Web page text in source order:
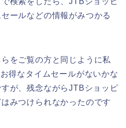
ールなどの情報がみつかる
をご覧の方と同じように私
得なタイムセールがないかな
が、残念ながらJTBショッピ
みつけられなかったのです